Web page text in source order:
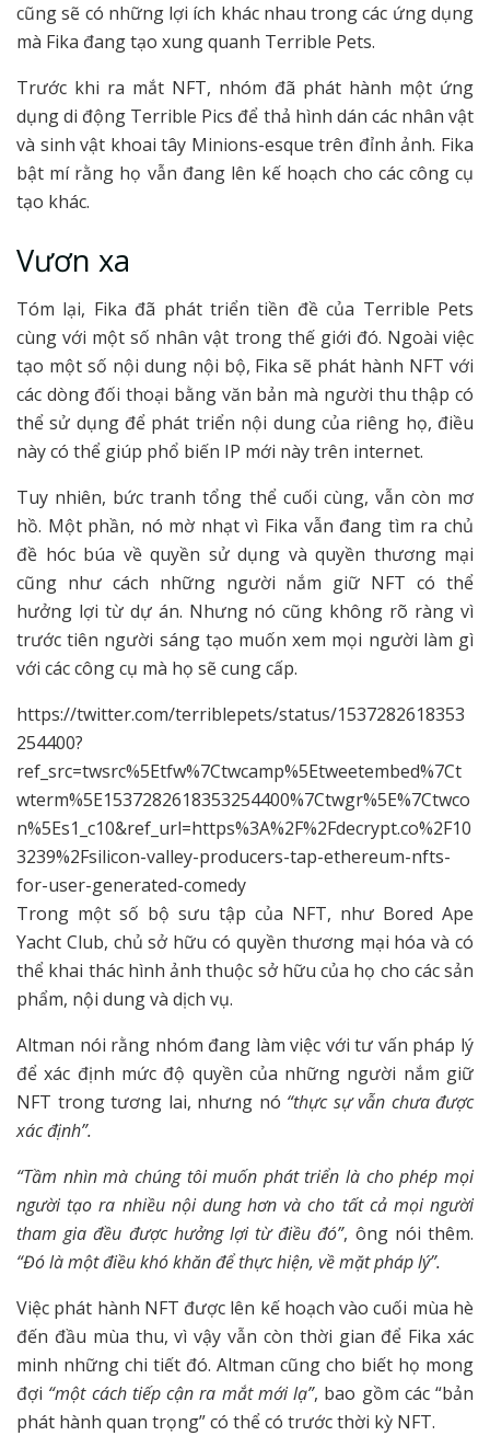
cũng sẽ có những lợi ích khác nhau trong các ứng dụng
mà Fika đang tạo xung quanh Terrible Pets.
Trước khi ra mắt NFT, nhóm đã phát hành một ứng
dụng di động Terrible Pics để thả hình dán các nhân vật
và sinh vật khoai tây Minions-esque trên đỉnh ảnh. Fika
bật mí rằng họ vẫn đang lên kế hoạch cho các công cụ
tạo khác.
Vươn xa
Tóm lại, Fika đã phát triển tiền đề của Terrible Pets
cùng với một số nhân vật trong thế giới đó. Ngoài việc
tạo một số nội dung nội bộ, Fika sẽ phát hành NFT với
các dòng đối thoại bằng văn bản mà người thu thập có
thể sử dụng để phát triển nội dung của riêng họ, điều
này có thể giúp phổ biến IP mới này trên internet.
Tuy nhiên, bức tranh tổng thể cuối cùng, vẫn còn mơ
hồ. Một phần, nó mờ nhạt vì Fika vẫn đang tìm ra chủ
đề hóc búa về quyền sử dụng và quyền thương mại
cũng như cách những người nắm giữ NFT có thể
hưởng lợi từ dự án. Nhưng nó cũng không rõ ràng vì
trước tiên người sáng tạo muốn xem mọi người làm gì
với các công cụ mà họ sẽ cung cấp.
https://twitter.com/terriblepets/status/1537282618353
254400?
ref_src=twsrc%5Etfw%7Ctwcamp%5Etweetembed%7Ct
wterm%5E1537282618353254400%7Ctwgr%5E%7Ctwco
n%5Es1_c10&ref_url=https%3A%2F%2Fdecrypt.co%2F10
3239%2Fsilicon-valley-producers-tap-ethereum-nfts-
for-user-generated-comedy
Trong một số bộ sưu tập của NFT, như Bored Ape
Yacht Club, chủ sở hữu có quyền thương mại hóa và có
thể khai thác hình ảnh thuộc sở hữu của họ cho các sản
phẩm, nội dung và dịch vụ.
Altman nói rằng nhóm đang làm việc với tư vấn pháp lý
để xác định mức độ quyền của những người nắm giữ
NFT trong tương lai, nhưng nó “thực sự vẫn chưa được
xác định”.
“Tầm nhìn mà chúng tôi muốn phát triển là cho phép mọi
người tạo ra nhiều nội dung hơn và cho tất cả mọi người
tham gia đều được hưởng lợi từ điều đó”, ông nói thêm.
“Đó là một điều khó khăn để thực hiện, về mặt pháp lý”.
Việc phát hành NFT được lên kế hoạch vào cuối mùa hè
đến đầu mùa thu, vì vậy vẫn còn thời gian để Fika xác
minh những chi tiết đó. Altman cũng cho biết họ mong
đợi “một cách tiếp cận ra mắt mới lạ”, bao gồm các “bản
phát hành quan trọng” có thể có trước thời kỳ NFT.